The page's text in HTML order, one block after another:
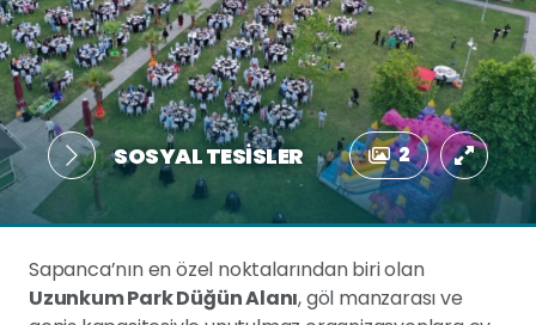
SOSYAL TESISLER 2
Sapanca’nın en özel noktalarından biri olan
Uzunkum Park Düğün Alanı, göl manzarası ve